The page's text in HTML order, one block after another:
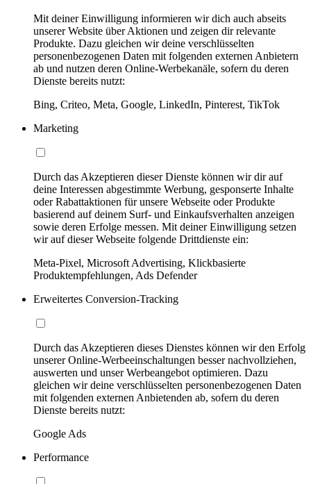
Mit deiner Einwilligung informieren wir dich auch abseits
unserer Website über Aktionen und zeigen dir relevante
Produkte. Dazu gleichen wir deine verschlüsselten
personenbezogenen Daten mit folgenden externen Anbietern
ab und nutzen deren Online-Werbekanäle, sofern du deren
Dienste bereits nutzt:
Bing, Criteo, Meta, Google, LinkedIn, Pinterest, TikTok
Marketing
Durch das Akzeptieren dieser Dienste können wir dir auf
deine Interessen abgestimmte Werbung, gesponserte Inhalte
oder Rabattaktionen für unsere Webseite oder Produkte
basierend auf deinem Surf- und Einkaufsverhalten anzeigen
sowie deren Erfolge messen. Mit deiner Einwilligung setzen
wir auf dieser Webseite folgende Drittdienste ein:
Meta-Pixel, Microsoft Advertising, Klickbasierte
Produktempfehlungen, Ads Defender
Erweitertes Conversion-Tracking
Durch das Akzeptieren dieses Dienstes können wir den Erfolg
unserer Online-Werbeeinschaltungen besser nachvollziehen,
auswerten und unser Werbeangebot optimieren. Dazu
gleichen wir deine verschlüsselten personenbezogenen Daten
mit folgenden externen Anbietenden ab, sofern du deren
Dienste bereits nutzt:
Google Ads
Performance